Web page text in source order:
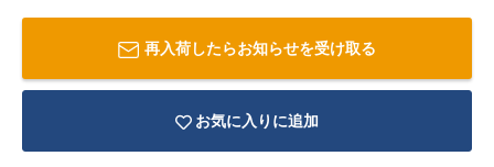
再入荷したらお知らせを受け取る
お気に入りに追加